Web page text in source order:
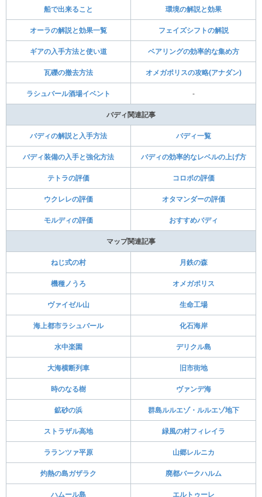
船で出来ること 環境の解説と効果
オーラの解説と効果一覧 フェイズシフトの解説
ギアの入手方法と使い道 ベアリングの効率的な集め方
瓦礫の撤去方法 オメガポリスの攻略(アナダン)
ラシュバール酒場イベント -
バディ関連記事
バディの解説と入手方法 バディ一覧
バディ装備の入手と強化方法 バディの効率的なレベルの上げ方
テトラの評価 コロボの評価
ウクレレの評価 オタマンダーの評価
モルディの評価 おすすめバディ
マップ関連記事
ねじ式の村 月鉄の森
機種ノうろ オメガポリス
ヴァイゼル山 生命工場
海上都市ラシュバール 化石海岸
水中楽園 デリクル島
大海横断列車 旧市街地
時のなる樹 ヴァンデ海
鉱砂の浜 群島ルルエゾ・ルルエゾ地下
ストラザル高地 緑風の村フィレイラ
ラランツァ平原 山郷レルニカ
灼熱の島ガザラク 廃都バークハルム
ハムール島 エルトゥーレ